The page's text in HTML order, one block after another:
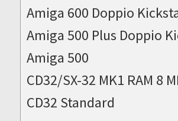
Amiga 600 Doppio
Amiga 500 Plus Doppio
Amiga 500
CD32/SX-32 MK1 RAM 8
CD32 Standard